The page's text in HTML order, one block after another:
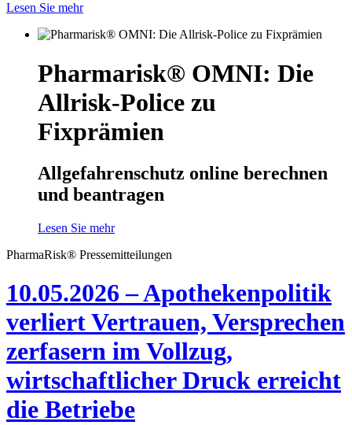
Lesen Sie mehr
Pharmarisk® OMNI: Die
Allrisk-Police zu
Fixprämien
Allgefahrenschutz online berechnen
und beantragen
Lesen Sie mehr
PharmaRisk® Pressemitteilungen
10.05.2026 – Apothekenpolitik
verliert Vertrauen, Versprechen
zerfasern im Vollzug,
wirtschaftlicher Druck erreicht
die Betriebe